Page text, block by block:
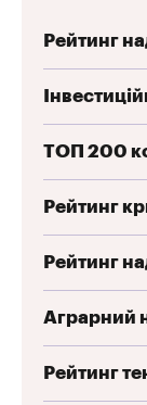
Рейтинг
ТОП 200
Рейтинг
Рейтинг
Аграрний
Рейтинг